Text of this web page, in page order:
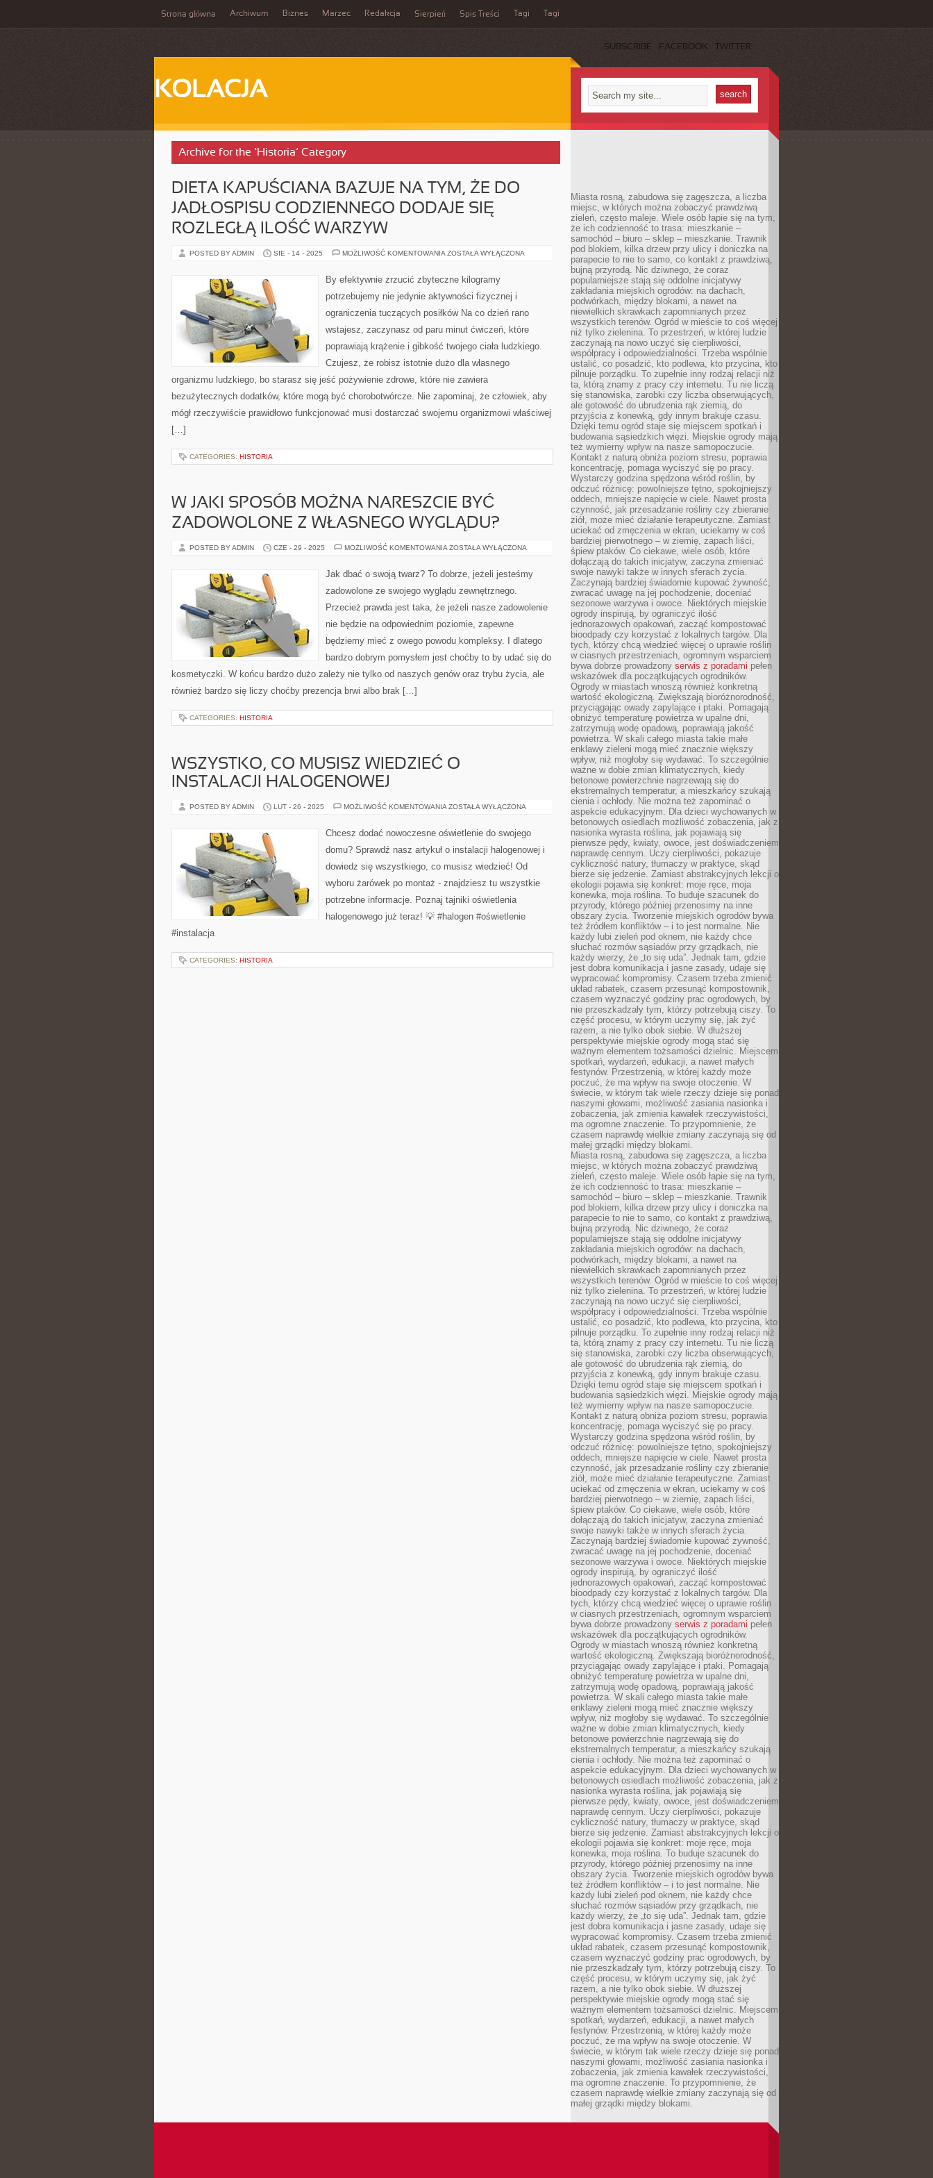
Strona główna Archiwum Biznes Marzec Redakcja Sierpień Spis Treści Tagi Tagi
SUBSCRIBE FACEBOOK TWITTER
KOLACJA
Archive for the ‘Historia’ Category
DIETA KAPUŚCIANA BAZUJE NA TYM, ŻE DO
JADŁOSPISU CODZIENNEGO DODAJE SIĘ
ROZLEGŁĄ ILOŚĆ WARZYW
POSTED BY ADMIN SIE - 14 - 2025 MOŻLIWOŚĆ KOMENTOWANIA DIETA
TYM,
DO
CODZIENNEGO
SIĘ
ILOŚĆ
WARZYW
ZOSTAŁA WYŁĄCZONA
By efektywnie zrzucić zbyteczne kilogramy
potrzebujemy nie jedynie aktywności fizycznej i
ograniczenia tuczących posiłków Na co dzień rano
wstajesz, zaczynasz od paru minut ćwiczeń, które
poprawiają krążenie i gibkość twojego ciała ludzkiego.
Czujesz, że robisz istotnie dużo dla własnego
organizmu ludzkiego, bo starasz się jeść pożywienie zdrowe, które nie zawiera
bezużytecznych dodatków, które mogą być chorobotwórcze. Nie zapominaj, że człowiek, aby
mógł rzeczywiście prawidłowo funkcjonować musi dostarczać swojemu organizmowi właściwej
[…]
CATEGORIES: HISTORIA
W JAKI SPOSÓB MOŻNA NARESZCIE BYĆ
ZADOWOLONE Z WŁASNEGO WYGLĄDU?
POSTED BY ADMIN CZE - 29 - 2025 MOŻLIWOŚĆ KOMENTOWANIA W
MOŻNA
NARESZCIE
ZADOWOLONE
WŁASNEGO
ZOSTAŁA WYŁĄCZONA
Jak dbać o swoją twarz? To dobrze, jeżeli jesteśmy
zadowolone ze swojego wyglądu zewnętrznego.
Przecież prawda jest taka, że jeżeli nasze zadowolenie
nie będzie na odpowiednim poziomie, zapewne
będziemy mieć z owego powodu kompleksy. I dlatego
bardzo dobrym pomysłem jest choćby to by udać się do
kosmetyczki. W końcu bardzo dużo zależy nie tylko od naszych genów oraz trybu życia, ale
również bardzo się liczy choćby prezencja brwi albo brak […]
CATEGORIES: HISTORIA
WSZYSTKO, CO MUSISZ WIEDZIEĆ O
INSTALACJI HALOGENOWEJ
POSTED BY ADMIN LUT - 26 - 2025 MOŻLIWOŚĆ KOMENTOWANIA WSZYSTKO,
WIEDZIEĆ
O
HALOGENOWEJ
ZOSTAŁA WYŁĄCZONA
Chcesz dodać nowoczesne oświetlenie do swojego
domu? Sprawdź nasz artykuł o instalacji halogenowej i
dowiedz się wszystkiego, co musisz wiedzieć! Od
wyboru żarówek po montaż - znajdziesz tu wszystkie
potrzebne informacje. Poznaj tajniki oświetlenia
halogenowego już teraz! 💡 #halogen #oświetlenie
#instalacja
CATEGORIES: HISTORIA
Miasta rosną, zabudowa się zagęszcza, a liczba
miejsc, w których można zobaczyć prawdziwą
zieleń, często maleje. Wiele osób łapie się na tym,
że ich codzienność to trasa: mieszkanie –
samochód – biuro – sklep – mieszkanie. Trawnik
pod blokiem, kilka drzew przy ulicy i doniczka na
parapecie to nie to samo, co kontakt z prawdziwą,
bujną przyrodą. Nic dziwnego, że coraz
popularniejsze stają się oddolne inicjatywy
zakładania miejskich ogrodów: na dachach,
podwórkach, między blokami, a nawet na
niewielkich skrawkach zapomnianych przez
wszystkich terenów. Ogród w mieście to coś więcej
niż tylko zielenina. To przestrzeń, w której ludzie
zaczynają na nowo uczyć się cierpliwości,
współpracy i odpowiedzialności. Trzeba wspólnie
ustalić, co posadzić, kto podlewa, kto przycina, kto
pilnuje porządku. To zupełnie inny rodzaj relacji niż
ta, którą znamy z pracy czy internetu. Tu nie liczą
się stanowiska, zarobki czy liczba obserwujących,
ale gotowość do ubrudzenia rąk ziemią, do
przyjścia z konewką, gdy innym brakuje czasu.
Dzięki temu ogród staje się miejscem spotkań i
budowania sąsiedzkich więzi. Miejskie ogrody mają
też wymierny wpływ na nasze samopoczucie.
Kontakt z naturą obniża poziom stresu, poprawia
koncentrację, pomaga wyciszyć się po pracy.
Wystarczy godzina spędzona wśród roślin, by
odczuć różnicę: powolniejsze tętno, spokojniejszy
oddech, mniejsze napięcie w ciele. Nawet prosta
czynność, jak przesadzanie rośliny czy zbieranie
ziół, może mieć działanie terapeutyczne. Zamiast
uciekać od zmęczenia w ekran, uciekamy w coś
bardziej pierwotnego – w ziemię, zapach liści,
śpiew ptaków. Co ciekawe, wiele osób, które
dołączają do takich inicjatyw, zaczyna zmieniać
swoje nawyki także w innych sferach życia.
Zaczynają bardziej świadomie kupować żywność,
zwracać uwagę na jej pochodzenie, doceniać
sezonowe warzywa i owoce. Niektórych miejskie
ogrody inspirują, by ograniczyć ilość
jednorazowych opakowań, zacząć kompostować
bioodpady czy korzystać z lokalnych targów. Dla
tych, którzy chcą wiedzieć więcej o uprawie roślin
w ciasnych przestrzeniach, ogromnym wsparciem
bywa dobrze prowadzony serwis z poradami pełen
wskazówek dla początkujących ogrodników.
Ogrody w miastach wnoszą również konkretną
wartość ekologiczną. Zwiększają bioróżnorodność,
przyciągając owady zapylające i ptaki. Pomagają
obniżyć temperaturę powietrza w upalne dni,
zatrzymują wodę opadową, poprawiają jakość
powietrza. W skali całego miasta takie małe
enklawy zieleni mogą mieć znacznie większy
wpływ, niż mogłoby się wydawać. To szczególnie
ważne w dobie zmian klimatycznych, kiedy
betonowe powierzchnie nagrzewają się do
ekstremalnych temperatur, a mieszkańcy szukają
cienia i ochłody. Nie można też zapominać o
aspekcie edukacyjnym. Dla dzieci wychowanych w
betonowych osiedlach możliwość zobaczenia, jak z
nasionka wyrasta roślina, jak pojawiają się
pierwsze pędy, kwiaty, owoce, jest doświadczeniem
naprawdę cennym. Uczy cierpliwości, pokazuje
cykliczność natury, tłumaczy w praktyce, skąd
bierze się jedzenie. Zamiast abstrakcyjnych lekcji o
ekologii pojawia się konkret: moje ręce, moja
konewka, moja roślina. To buduje szacunek do
przyrody, którego później przenosimy na inne
obszary życia. Tworzenie miejskich ogrodów bywa
też źródłem konfliktów – i to jest normalne. Nie
każdy lubi zieleń pod oknem, nie każdy chce
słuchać rozmów sąsiadów przy grządkach, nie
każdy wierzy, że „to się uda”. Jednak tam, gdzie
jest dobra komunikacja i jasne zasady, udaje się
wypracować kompromisy. Czasem trzeba zmienić
układ rabatek, czasem przesunąć kompostownik,
czasem wyznaczyć godziny prac ogrodowych, by
nie przeszkadzały tym, którzy potrzebują ciszy. To
część procesu, w którym uczymy się, jak żyć
razem, a nie tylko obok siebie. W dłuższej
perspektywie miejskie ogrody mogą stać się
ważnym elementem tożsamości dzielnic. Miejscem
spotkań, wydarzeń, edukacji, a nawet małych
festynów. Przestrzenią, w której każdy może
poczuć, że ma wpływ na swoje otoczenie. W
świecie, w którym tak wiele rzeczy dzieje się ponad
naszymi głowami, możliwość zasiania nasionka i
zobaczenia, jak zmienia kawałek rzeczywistości,
ma ogromne znaczenie. To przypomnienie, że
czasem naprawdę wielkie zmiany zaczynają się od
małej grządki między blokami.
Miasta rosną, zabudowa się zagęszcza, a liczba
miejsc, w których można zobaczyć prawdziwą
zieleń, często maleje. Wiele osób łapie się na tym,
że ich codzienność to trasa: mieszkanie –
samochód – biuro – sklep – mieszkanie. Trawnik
pod blokiem, kilka drzew przy ulicy i doniczka na
parapecie to nie to samo, co kontakt z prawdziwą,
bujną przyrodą. Nic dziwnego, że coraz
popularniejsze stają się oddolne inicjatywy
zakładania miejskich ogrodów: na dachach,
podwórkach, między blokami, a nawet na
niewielkich skrawkach zapomnianych przez
wszystkich terenów. Ogród w mieście to coś więcej
niż tylko zielenina. To przestrzeń, w której ludzie
zaczynają na nowo uczyć się cierpliwości,
współpracy i odpowiedzialności. Trzeba wspólnie
ustalić, co posadzić, kto podlewa, kto przycina, kto
pilnuje porządku. To zupełnie inny rodzaj relacji niż
ta, którą znamy z pracy czy internetu. Tu nie liczą
się stanowiska, zarobki czy liczba obserwujących,
ale gotowość do ubrudzenia rąk ziemią, do
przyjścia z konewką, gdy innym brakuje czasu.
Dzięki temu ogród staje się miejscem spotkań i
budowania sąsiedzkich więzi. Miejskie ogrody mają
też wymierny wpływ na nasze samopoczucie.
Kontakt z naturą obniża poziom stresu, poprawia
koncentrację, pomaga wyciszyć się po pracy.
Wystarczy godzina spędzona wśród roślin, by
odczuć różnicę: powolniejsze tętno, spokojniejszy
oddech, mniejsze napięcie w ciele. Nawet prosta
czynność, jak przesadzanie rośliny czy zbieranie
ziół, może mieć działanie terapeutyczne. Zamiast
uciekać od zmęczenia w ekran, uciekamy w coś
bardziej pierwotnego – w ziemię, zapach liści,
śpiew ptaków. Co ciekawe, wiele osób, które
dołączają do takich inicjatyw, zaczyna zmieniać
swoje nawyki także w innych sferach życia.
Zaczynają bardziej świadomie kupować żywność,
zwracać uwagę na jej pochodzenie, doceniać
sezonowe warzywa i owoce. Niektórych miejskie
ogrody inspirują, by ograniczyć ilość
jednorazowych opakowań, zacząć kompostować
bioodpady czy korzystać z lokalnych targów. Dla
tych, którzy chcą wiedzieć więcej o uprawie roślin
w ciasnych przestrzeniach, ogromnym wsparciem
bywa dobrze prowadzony serwis z poradami pełen
wskazówek dla początkujących ogrodników.
Ogrody w miastach wnoszą również konkretną
wartość ekologiczną. Zwiększają bioróżnorodność,
przyciągając owady zapylające i ptaki. Pomagają
obniżyć temperaturę powietrza w upalne dni,
zatrzymują wodę opadową, poprawiają jakość
powietrza. W skali całego miasta takie małe
enklawy zieleni mogą mieć znacznie większy
wpływ, niż mogłoby się wydawać. To szczególnie
ważne w dobie zmian klimatycznych, kiedy
betonowe powierzchnie nagrzewają się do
ekstremalnych temperatur, a mieszkańcy szukają
cienia i ochłody. Nie można też zapominać o
aspekcie edukacyjnym. Dla dzieci wychowanych w
betonowych osiedlach możliwość zobaczenia, jak z
nasionka wyrasta roślina, jak pojawiają się
pierwsze pędy, kwiaty, owoce, jest doświadczeniem
naprawdę cennym. Uczy cierpliwości, pokazuje
cykliczność natury, tłumaczy w praktyce, skąd
bierze się jedzenie. Zamiast abstrakcyjnych lekcji o
ekologii pojawia się konkret: moje ręce, moja
konewka, moja roślina. To buduje szacunek do
przyrody, którego później przenosimy na inne
obszary życia. Tworzenie miejskich ogrodów bywa
też źródłem konfliktów – i to jest normalne. Nie
każdy lubi zieleń pod oknem, nie każdy chce
słuchać rozmów sąsiadów przy grządkach, nie
każdy wierzy, że „to się uda”. Jednak tam, gdzie
jest dobra komunikacja i jasne zasady, udaje się
wypracować kompromisy. Czasem trzeba zmienić
układ rabatek, czasem przesunąć kompostownik,
czasem wyznaczyć godziny prac ogrodowych, by
nie przeszkadzały tym, którzy potrzebują ciszy. To
część procesu, w którym uczymy się, jak żyć
razem, a nie tylko obok siebie. W dłuższej
perspektywie miejskie ogrody mogą stać się
ważnym elementem tożsamości dzielnic. Miejscem
spotkań, wydarzeń, edukacji, a nawet małych
festynów. Przestrzenią, w której każdy może
poczuć, że ma wpływ na swoje otoczenie. W
świecie, w którym tak wiele rzeczy dzieje się ponad
naszymi głowami, możliwość zasiania nasionka i
zobaczenia, jak zmienia kawałek rzeczywistości,
ma ogromne znaczenie. To przypomnienie, że
czasem naprawdę wielkie zmiany zaczynają się od
małej grządki między blokami.